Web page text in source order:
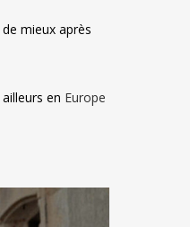
mieux après
ailleurs en Europe